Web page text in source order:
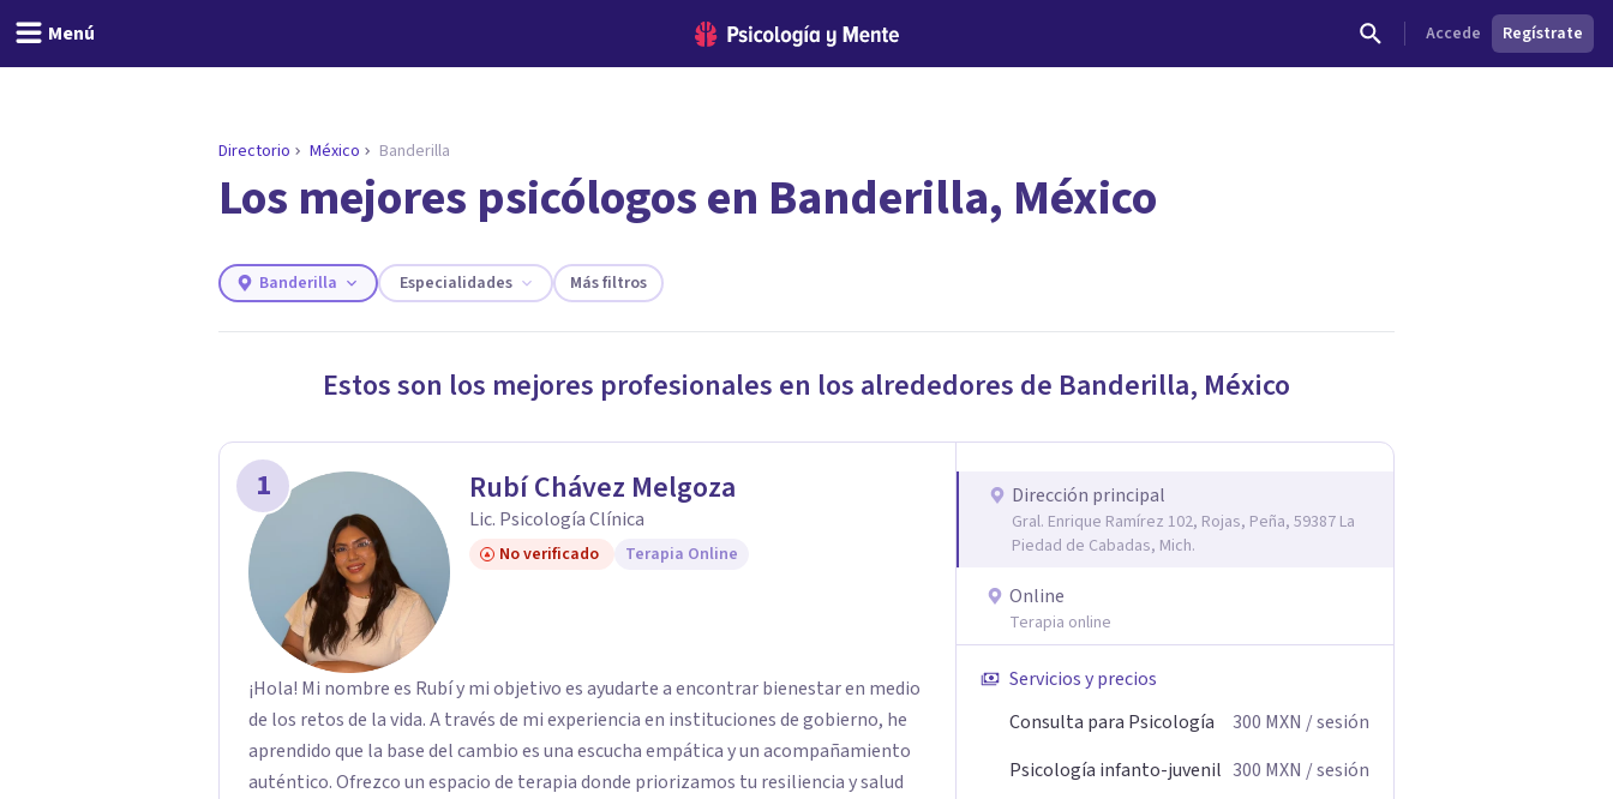
Menú Accede Regístrate
ENCONTRAR MI TERAPEUTA
¿Necesitas ayuda para encontrar el psicólogo adecuado?
Responder cuestionario
Directorio México Banderilla
Los mejores psicólogos en Banderilla, México
Banderilla Especialidades Más filtros
Estos son los mejores profesionales en los alrededores de Banderilla, México
1 Rubí Chávez Melgoza
Lic. Psicología Clínica
No verificado Terapia Online
¡Hola! Mi nombre es Rubí y mi objetivo es ayudarte a encontrar bienestar en medio
de los retos de la vida. A través de mi experiencia en instituciones de gobierno, he
aprendido que la base del cambio es una escucha empática y un acompañamiento
auténtico. ​Ofrezco un espacio de terapia donde priorizamos tu resiliencia y salud
Dirección principal
Gral. Enrique Ramírez 102, Rojas, Peña, 59387 La
Piedad de Cabadas, Mich.
Online
Terapia online
Servicios y precios
Consulta para Psicología
300 MXN / sesión
Psicología infanto-juvenil 300 MXN / sesión